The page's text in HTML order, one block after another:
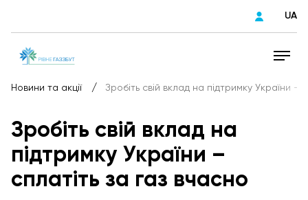
UA
Новини та акції / Зробіть свій вклад на підтримку України –
Зробіть свій вклад на
підтримку України –
сплатіть за газ вчасно